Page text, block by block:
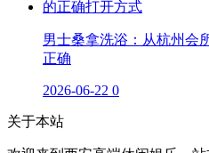
男士桑拿洗浴：从杭州会
正确
2026-06-22 0
关于本站